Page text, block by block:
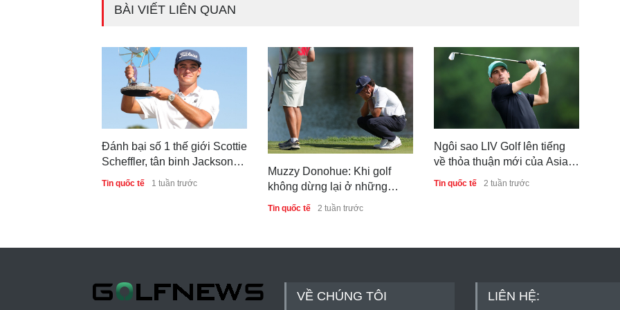
BÀI VIẾT LIÊN QUAN
Đánh bại số 1 thế giới Scottie
Scheffler, tân binh Jackson
Koivun viết nên kỳ tích trên
Tin quốc tế 1 tuần trước
Muzzy Donohue: Khi golf
không dừng lại ở những
danh hiệu
Tin quốc tế 2 tuần trước
Ngôi sao LIV Golf lên tiếng
về thỏa thuận mới của Asian
Tour với PGA Tour
Tin quốc tế 2 tuần trước
VỀ CHÚNG TÔI LIÊN HỆ: